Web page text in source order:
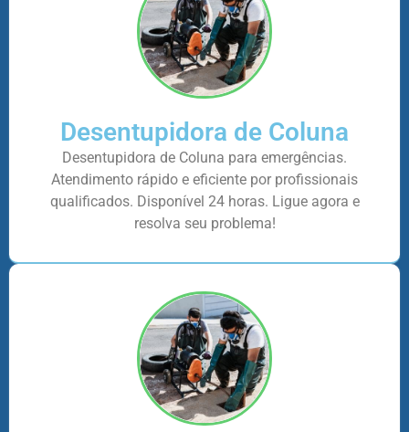
Desentupidora de Coluna
Desentupidora de Coluna para emergências.
Atendimento rápido e eficiente por profissionais
qualificados. Disponível 24 horas. Ligue agora e
resolva seu problema!